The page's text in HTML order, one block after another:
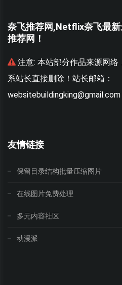
奈飞推荐网,Netflix奈飞最
推荐网！
注意: 本站部分作品来源网络
系站长直接删除！站长邮箱：
websitebuildingking@gmail.com
友情链接
保留目录结构批量压缩图片
在线图片免费处理
多元内容社区
动漫派